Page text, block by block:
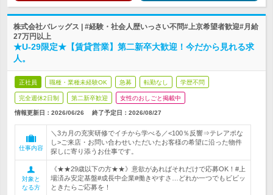
株式会社バレッグス | #経験・社会人歴いっさい不問#上京希望者歓迎#月給
27万円以上
★U-29限定★【賃貸営業】第二新卒大歓迎！今だから見れる求
人。
正社員 職種・業種未経験OK 急募 転勤なし 学歴不問
完全週休2日制 第二新卒歓迎 女性のおしごと掲載中
情報更新日：2026/06/26 終了予定日： 2026/08/27
仕事内容
＼3カ月の充実研修でイチから学べる／<100％反響⇒テレアポな
し>ご来店・お問い合わせいただいたお客様の希望に沿った物件
探しに寄り添うお仕事です。
対象と
なる方
《★★29歳以下の方★★》意欲があればそれだけで応募OK！#上
場済み安定基盤#成長中企業#働きやすさ…どれか一つでもビビッ
ときたらご応募を！